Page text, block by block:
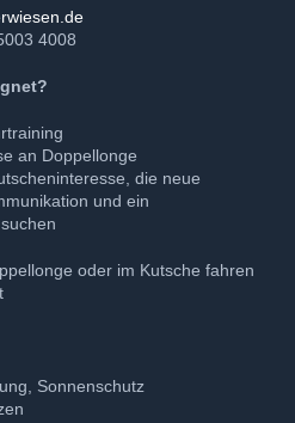
4008
an Doppellonge
die neue
und ein
oder im Kutsche fahren
Sonnenschutz